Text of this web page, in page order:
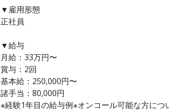
▼雇用形態
正社員
▼給与
月給：33万円〜
賞与：2回
基本給：250,000円〜
諸手当：80,000円
※経験1年目の給与例※オンコール可能な方につ